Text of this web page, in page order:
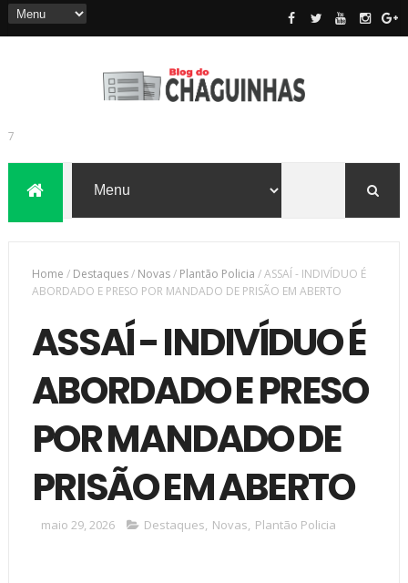
7
Home / Destaques/ Novas/ Plantão Policia /ASSAÍ - INDIVÍDUO É
ABORDADO E PRESO POR MANDADO DE PRISÃO EM ABERTO
ASSAÍ - INDIVÍDUO É
ABORDADO E PRESO
POR MANDADO DE
PRISÃO EM ABERTO
maio 29, 2026 Destaques, Novas, Plantão Policia